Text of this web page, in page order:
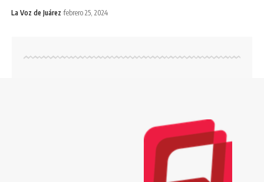
La Voz de Juárez febrero 25, 2024